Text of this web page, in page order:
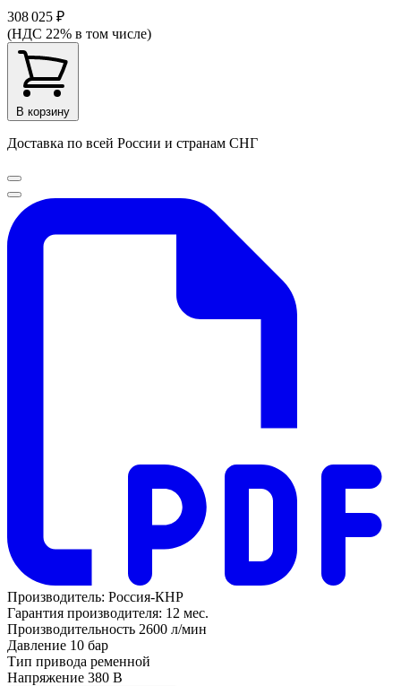
308 025 ₽
(НДС 22% в том числе)
В корзину
Доставка по всей России и странам СНГ
Производитель: Россия-КНР
Гарантия производителя: 12 мес.
Производительность 2600 л/мин
Давление 10 бар
Тип привода ременной
Напряжение 380 В